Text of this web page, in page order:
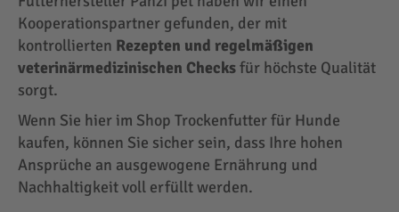
Kooperationspartner gefunden, der mit
kontrollierten Rezepten und regelmäßigen
veterinärmedizinischen Checksfür höchste Qualität
sorgt.
Wenn Sie hier im Shop Trockenfutter für Hunde
kaufen, können Sie sicher sein, dass Ihre hohen
Ansprüche an ausgewogene Ernährung und
Nachhaltigkeit voll erfüllt werden.